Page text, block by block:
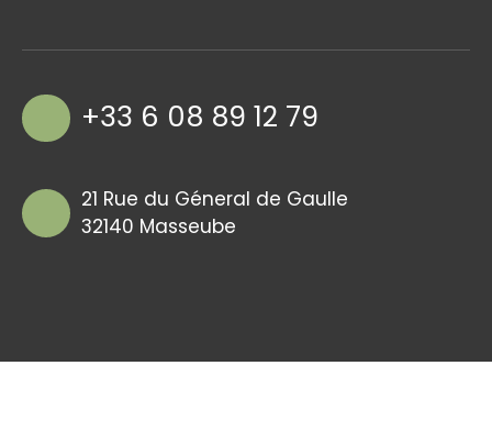
+33 6 08 89 12 79
21 Rue du Géneral de Gaulle
32140 Masseube